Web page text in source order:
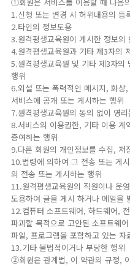
1.신청 또는 변경 시 허위내용의 등
2.타인의 정보도용
3.원격평생교육원이 게시한 정보의
4.원격평생교육원과 기타 제3자의
5.원격평생교육원 및 기타 제3자의
행위
6.외설 또는 폭력적인 메시지, 화
서비스에 공개 또는 게시하는 행위
7.원격평생교육원의 동의 없이 영
8.서비스의 이용권한, 기타 이용
증여하는 행위
9.다른 회원의 개인정보를 수집, 저
10.법령에 의하여 그 전송 또는 게
의 전송 또는 게시하는 행위
11.원격평생교육원의 직원이나 운
도용하여 글을 게시 하거나 메일을
12.컴퓨터 소프트웨어, 하드웨어,
파괴할 목적으로 고안된 소프트웨
파일, 프로그램을 포함하고 있는 자
13.기타 불법적이거나 부당한 행위
②회원은 관계법, 이 약관의 규정,